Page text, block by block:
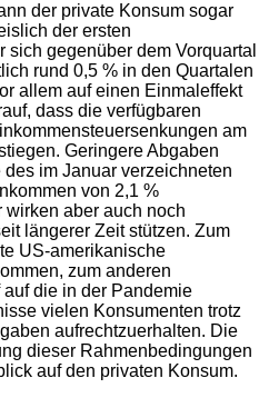
der private Konsum sogar
der ersten
gegenüber dem Vorquartal
rund 0,5 % in den Quartalen
allem auf einen Einmaleffekt
dass die verfügbaren
am
Geringere Abgaben
im Januar verzeichneten
von 2,1 %
aber auch noch
längerer Zeit stützen. Zum
US-amerikanische
zum anderen
die in der Pandemie
vielen Konsumenten trotz
aufrechtzuerhalten. Die
dieser Rahmenbedingungen
auf den privaten Konsum.